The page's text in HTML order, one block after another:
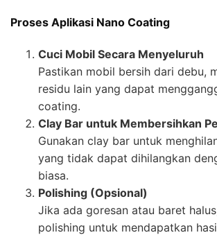
Proses Aplikasi Nano Coating
Cuci Mobil Secara Menyeluruh
Pastikan mobil bersih dari debu,
residu lain yang dapat
coating.
Clay Bar untuk Membersihkan
Gunakan clay bar untuk
yang tidak dapat dihilangkan
biasa.
Polishing (Opsional)
Jika ada goresan atau baret
polishing untuk mendapatkan